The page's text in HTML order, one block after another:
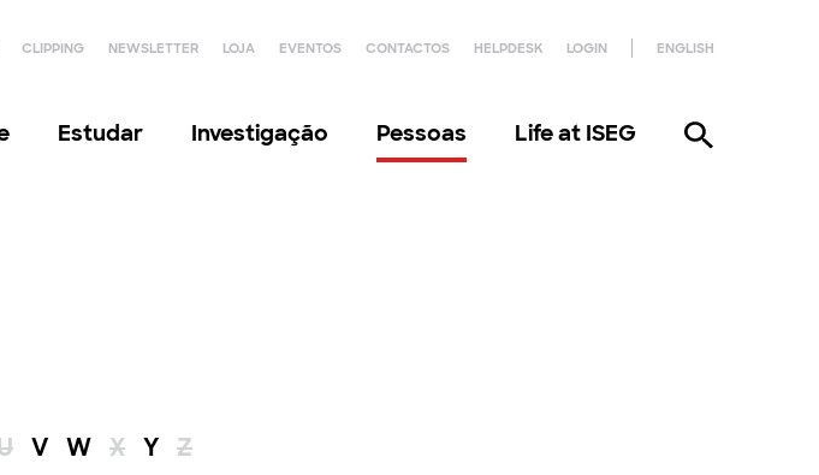
CLIPPING NEWSLETTER LOJA EVENTOS CONTACTOS HELPDESK LOGIN ENGLISH
Estudar Investigação Pessoas Life at ISEG
V W X Y Z